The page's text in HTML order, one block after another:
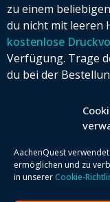
AachenQuest
ermöglichen und zu
in unsererCookie-
zu einem
du nicht mit leeren
kostenlose
Verfügung. Trage
du bei der